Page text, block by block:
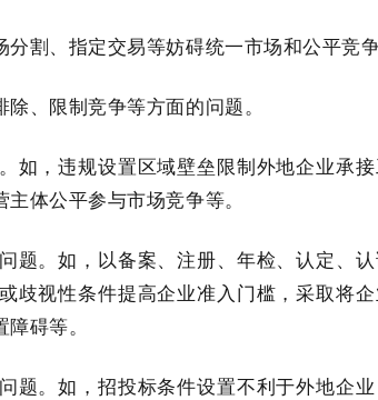
割、指定交易等妨碍统一市场和公平竞争
、限制竞争等方面的问题。
如，违规设置区域壁垒限制外地企业承
体公平参与市场竞争等。
题。如，以备案、注册、年检、认定、
歧视性条件提高企业准入门槛，采取将
碍等。
。如，招投标条件设置不利于外地企业